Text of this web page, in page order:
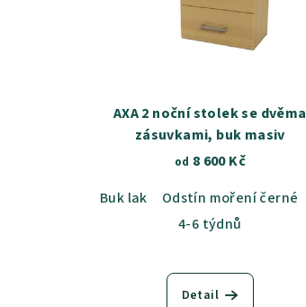
AXA 2 noční stolek se dvěma
zásuvkami, buk masiv
od 8 600 Kč
Buk lak
Odstín moření černé
4-6 týdnů
Detail